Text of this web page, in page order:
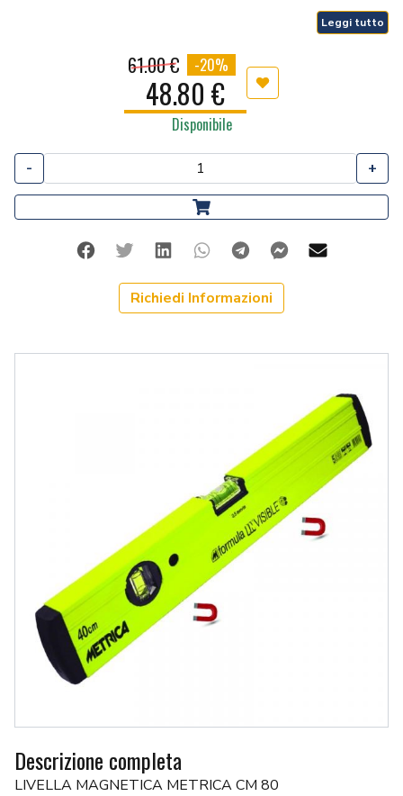
Leggi tutto
61.00 € -20%
48.80 € Aggiungi ai preferiti
Disponibile
- +
FacebookTwitterLinkedinWhatsappTelegramFacebook
Richiedi Informazioni
Descrizione completa
LIVELLA MAGNETICA METRICA CM 80